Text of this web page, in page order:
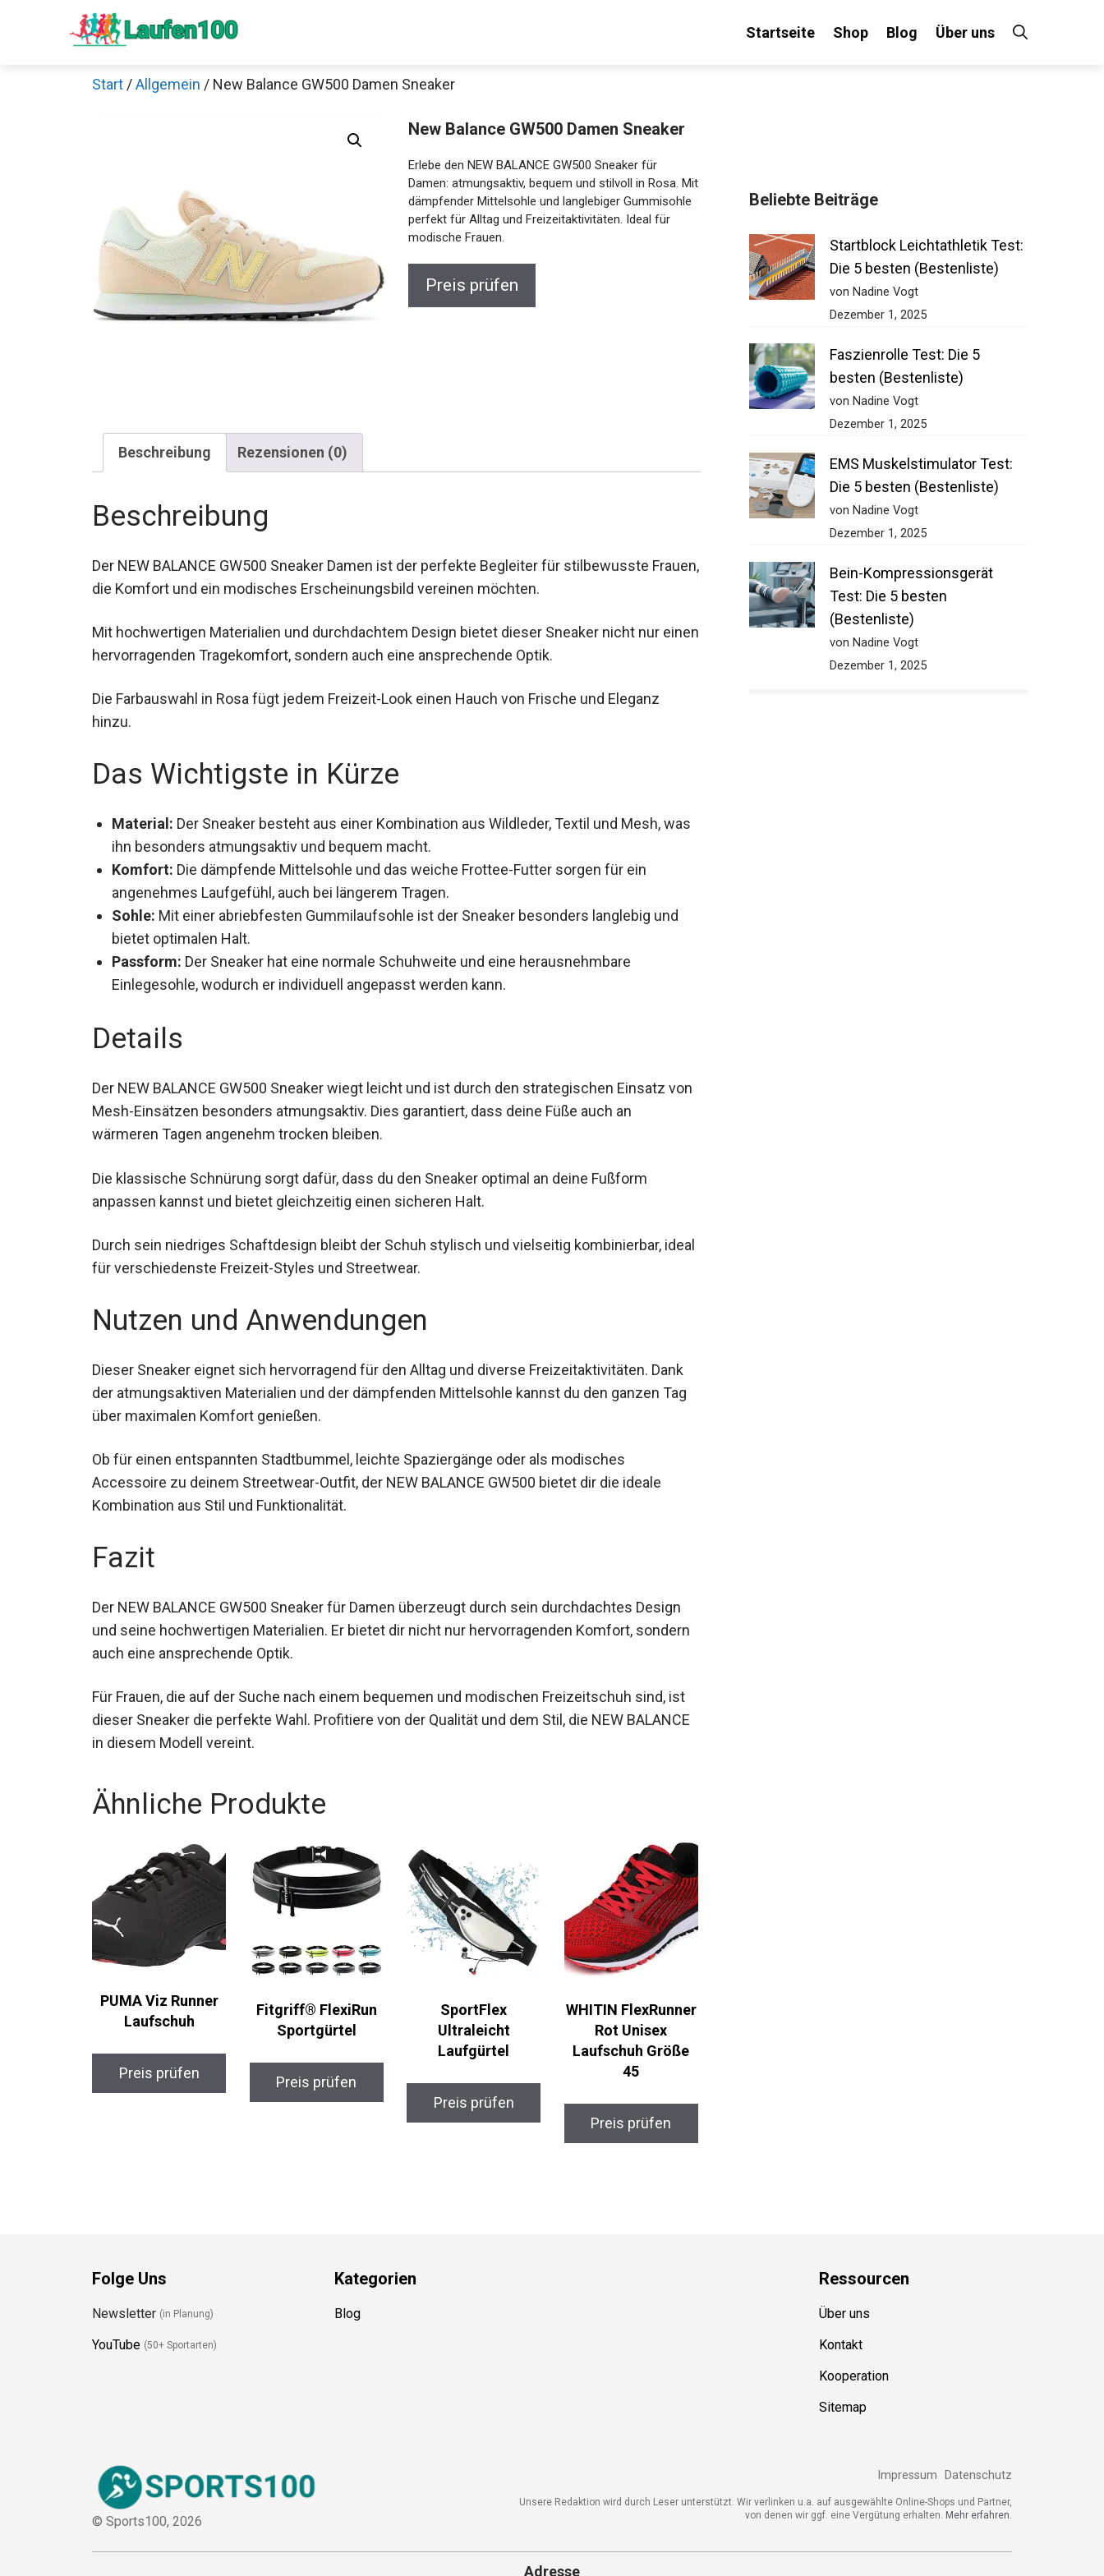
Startseite Shop Blog Über uns
Start /Allgemein / New Balance GW500 Damen Sneaker
New Balance GW500 Damen Sneaker
Erlebe den NEW BALANCE GW500 Sneaker für
Damen: atmungsaktiv, bequem und stilvoll in Rosa.
Mit dämpfender Mittelsohle und langlebiger
Gummisohle perfekt für Alltag und Freizeitaktivitäten.
Ideal für modische Frauen.
Preis prüfen
Beschreibung Rezensionen (0)
Beschreibung
Der NEW BALANCE GW500 Sneaker Damen ist der perfekte Begleiter für stilbewusste
Frauen, die Komfort und ein modisches Erscheinungsbild vereinen möchten.
Mit hochwertigen Materialien und durchdachtem Design bietet dieser Sneaker nicht nur
einen hervorragenden Tragekomfort, sondern auch eine ansprechende Optik.
Die Farbauswahl in Rosa fügt jedem Freizeit-Look einen Hauch von Frische und Eleganz
hinzu.
Das Wichtigste in Kürze
Material: Der Sneaker besteht aus einer Kombination aus Wildleder, Textil und Mesh, was
ihn besonders atmungsaktiv und bequem macht.
Komfort: Die dämpfende Mittelsohle und das weiche Frottee-Futter sorgen für ein
angenehmes Laufgefühl, auch bei längerem Tragen.
Sohle: Mit einer abriebfesten Gummilaufsohle ist der Sneaker besonders langlebig und
bietet optimalen Halt.
Passform: Der Sneaker hat eine normale Schuhweite und eine herausnehmbare
Einlegesohle, wodurch er individuell angepasst werden kann.
Details
Der NEW BALANCE GW500 Sneaker wiegt leicht und ist durch den strategischen Einsatz
von Mesh-Einsätzen besonders atmungsaktiv. Dies garantiert, dass deine Füße auch an
wärmeren Tagen angenehm trocken bleiben.
Die klassische Schnürung sorgt dafür, dass du den Sneaker optimal an deine Fußform
anpassen kannst und bietet gleichzeitig einen sicheren Halt.
Durch sein niedriges Schaftdesign bleibt der Schuh stylisch und vielseitig kombinierbar,
ideal für verschiedenste Freizeit-Styles und Streetwear.
Nutzen und Anwendungen
Dieser Sneaker eignet sich hervorragend für den Alltag und diverse Freizeitaktivitäten. Dank
der atmungsaktiven Materialien und der dämpfenden Mittelsohle kannst du den ganzen Tag
über maximalen Komfort genießen.
Ob für einen entspannten Stadtbummel, leichte Spaziergänge oder als modisches
Accessoire zu deinem Streetwear-Outfit, der NEW BALANCE GW500 bietet dir die ideale
Kombination aus Stil und Funktionalität.
Fazit
Der NEW BALANCE GW500 Sneaker für Damen überzeugt durch sein durchdachtes Design
und seine hochwertigen Materialien. Er bietet dir nicht nur hervorragenden Komfort, sondern
auch eine ansprechende Optik.
Für Frauen, die auf der Suche nach einem bequemen und modischen Freizeitschuh sind, ist
dieser Sneaker die perfekte Wahl. Profitiere von der Qualität und dem Stil, die NEW BALANCE
in diesem Modell vereint.
Ähnliche Produkte
PUMA Viz Runner
Laufschuh
Preis prüfen
Fitgriff® FlexiRun
Sportgürtel
Preis prüfen
SportFlex
Ultraleicht
Laufgürtel
Preis prüfen
WHITIN FlexRunner
Rot Unisex
Laufschuh Größe
45
Preis prüfen
Beliebte Beiträge
Startblock Leichtathletik Test:
Die 5 besten (Bestenliste)
von Nadine Vogt
Dezember 1, 2025
Faszienrolle Test: Die 5
besten (Bestenliste)
von Nadine Vogt
Dezember 1, 2025
EMS Muskelstimulator Test:
Die 5 besten (Bestenliste)
von Nadine Vogt
Dezember 1, 2025
Bein-Kompressionsgerät
Test: Die 5 besten
(Bestenliste)
von Nadine Vogt
Dezember 1, 2025
Folge Uns
Newsletter(in Planung)
YouTube (50+ Sportarten)
Kategorien
Blog
Ressourcen
Über uns
Kontakt
Kooperation
Sitemap
© Sports100, 2026
Impressum Datenschutz
Unsere Redaktion wird durch Leser unterstützt. Wir verlinken u.a. auf ausgewählte Online-Shops und Partner,
von denen wir ggf. eine Vergütung erhalten. Mehr erfahren.
Adresse
Jetzt anschauen